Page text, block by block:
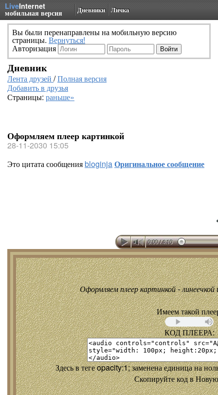
LiveInternet
мобильная версия Дневники Личка
Вы были перенаправлены на мобильную версию
страницы. Вернуться!
Авторизация
Дневник
Лента друзей /Полная версия
Добавить в друзья
Страницы: раньше»
Оформляем плеер картинкой
28-11-2030 15:05
Это цитата сообщенияbloginjaОригинальное сообщение
Оформляем плеер картинкой - линеечкой
Имеем такой
КОД ПЛЕЕРА:
Здесь в теге opacity:1; заменена единица на
Скопируйте код в